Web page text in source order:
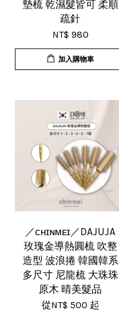
墊梳 乾濕髮皆可 柔順
疏針
NT$ 980
加入購物車
／ᴄʜɪɴᴍᴇɪ／DAJUJA
玫瑰金導熱圓梳 吹整
造型 波浪捲 韓國韓系
多尺寸 尼龍梳 大珠珠
原木 晴美髮品
從NT$ 500 起